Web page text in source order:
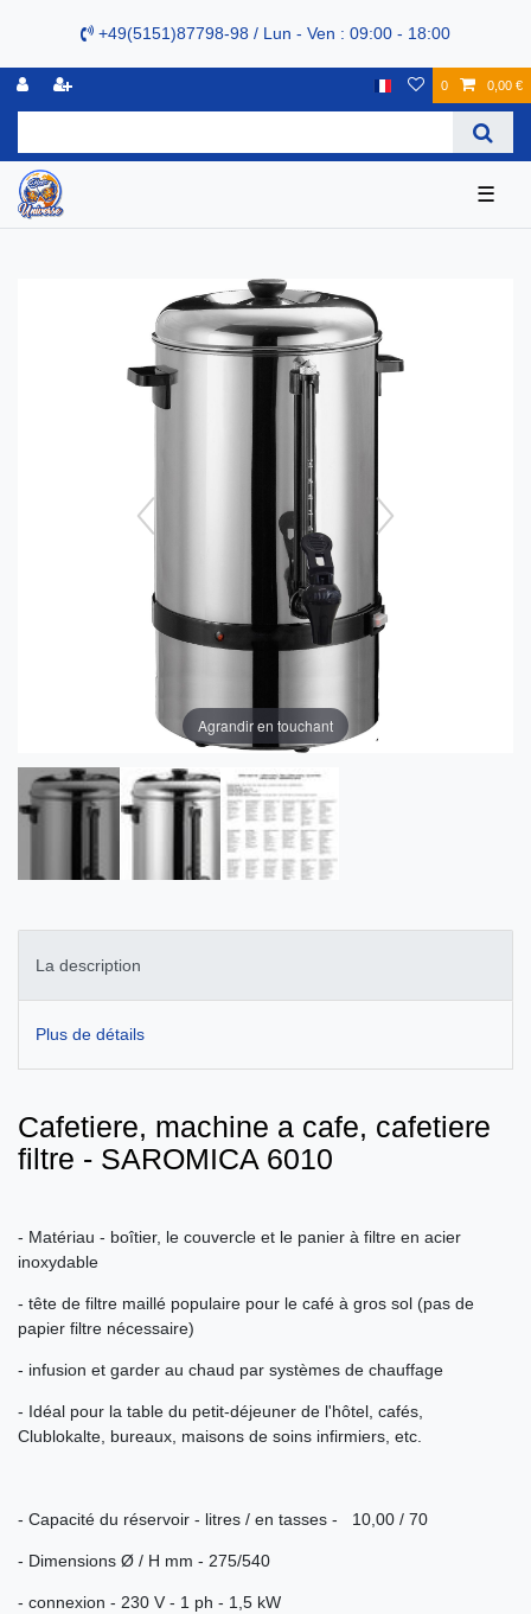
+49(5151)87798-98 / Lun - Ven : 09:00 - 18:00
0 0,00 €
☰
Agrandir en touchant
La description
Plus de détails
Сafetiere, machine a cafe, cafetiere
filtre - SAROMICA 6010
- Matériau - boîtier, le couvercle et le panier à filtre en acier
inoxydable
- tête de filtre maillé populaire pour le café à gros sol (pas de
papier filtre nécessaire)
- infusion et garder au chaud par systèmes de chauffage
- Idéal pour la table du petit-déjeuner de l'hôtel, cafés,
Clublokalte, bureaux, maisons de soins infirmiers, etc.
- Capacité du réservoir - litres / en tasses - 10,00 / 70
- Dimensions Ø / H mm - 275/540
- connexion - 230 V - 1 ph - 1,5 kW